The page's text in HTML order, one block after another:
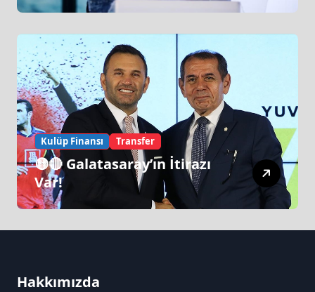
“Galatasaray’ın Zirve
Kulüp Finansı Transfer
🟡🔴 Galatasaray’ın İtirazı
Var!
Hakkımızda